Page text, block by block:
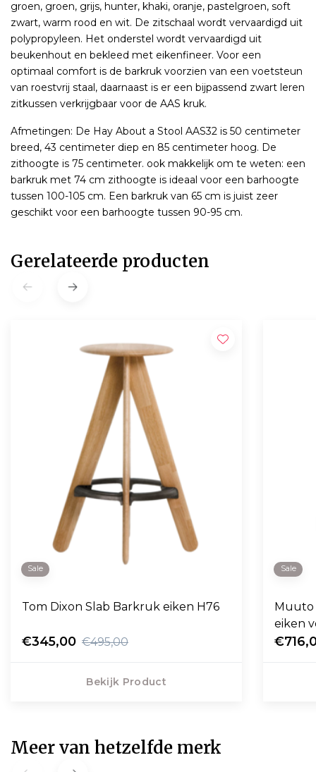
groen, groen, grijs, hunter, khaki, oranje, pastelgroen, soft
zwart, warm rood en wit. De zitschaal wordt vervaardigd uit
polypropyleen. Het onderstel wordt vervaardigd uit
beukenhout en bekleed met eikenfineer. Voor een
optimaal comfort is de barkruk voorzien van een voetsteun
van roestvrij staal, daarnaast is er een bijpassend zwart leren
zitkussen verkrijgbaar voor de AAS kruk.
Afmetingen: De Hay About a Stool AAS32 is 50 centimeter
breed, 43 centimeter diep en 85 centimeter hoog. De
zithoogte is 75 centimeter. ook makkelijk om te weten: een
barkruk met 74 cm zithoogte is ideaal voor een barhoogte
tussen 100-105 cm. Een barkruk van 65 cm is juist zeer
geschikt voor een barhoogte tussen 90-95 cm.
Gerelateerde producten
Sale
Tom Dixon Slab Barkruk eiken H76
€345,00 €495,00
Bekijk Product
Sale
Muuto
eiken
Meer van hetzelfde merk